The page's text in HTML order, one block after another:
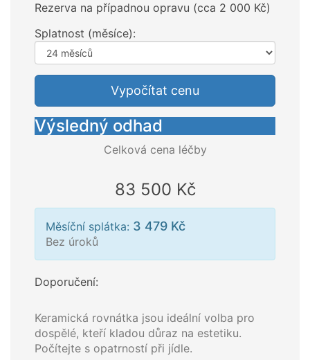
Rezerva na případnou opravu (cca 2 000 Kč)
Splatnost (měsíce):
Vypočítat cenu
Výsledný odhad
Celková cena léčby
83 500 Kč
Měsíční splátka: 3 479 Kč
Bez úroků
Doporučení:
Keramická rovnátka jsou ideální volba pro
dospělé, kteří kladou důraz na estetiku.
Počítejte s opatrností při jídle.